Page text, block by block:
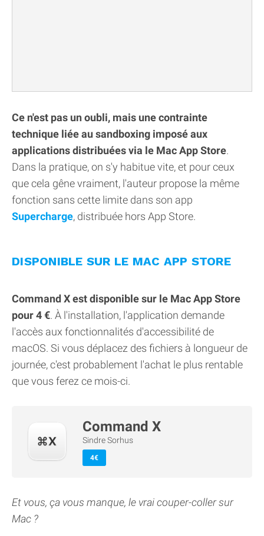
Ce n'est pas un oubli, mais une contrainte
technique liée au sandboxing imposé aux
applications distribuées via le Mac App Store.
Dans la pratique, on s'y habitue vite, et pour ceux
que cela gêne vraiment, l'auteur propose la même
fonction sans cette limite dans son app
Supercharge, distribuée hors App Store.
DISPONIBLE SUR LE MAC APP STORE
Command X est disponible sur le Mac App Store
pour 4 €. À l'installation, l'application demande
l'accès aux fonctionnalités d'accessibilité de
macOS. Si vous déplacez des fichiers à longueur de
journée, c'est probablement l'achat le plus rentable
que vous ferez ce mois-ci.
Command X
Sindre Sorhus
4€
Et vous, ça vous manque, le vrai couper-coller sur
Mac ?